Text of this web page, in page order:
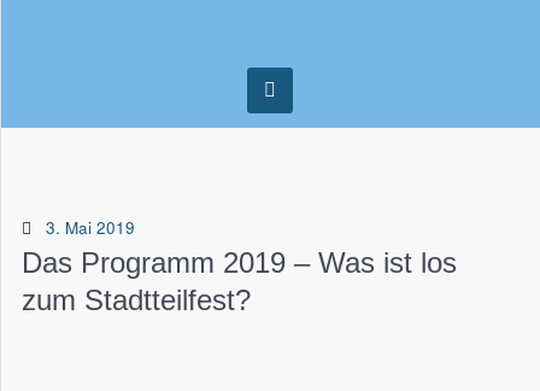
3. Mai 2019
Das Programm 2019 – Was ist los
zum Stadtteilfest?